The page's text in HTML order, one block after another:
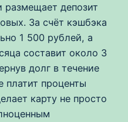
депозит
За счёт кэшбэка
1 500 рублей, а
составит около 3
долг в течение
платит проценты
карту не просто